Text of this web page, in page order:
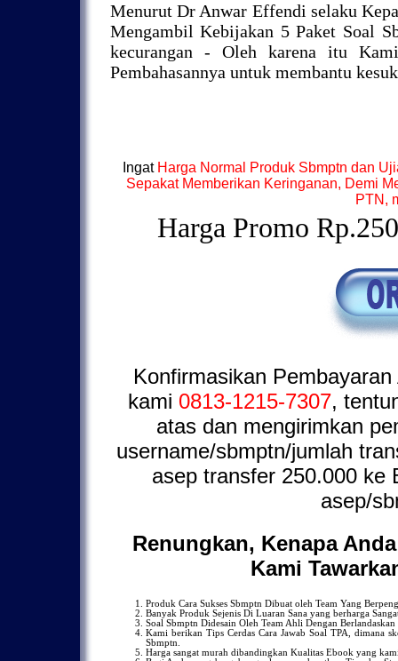
Menurut Dr Anwar Effendi selaku
Mengambil Kebijakan 5 Paket Soal
kecurangan - Oleh karena itu
Pembahasannya untuk membantu
Ingat Harga Normal Produk Sbmptn dan
Sepakat Memberikan Keringanan, Demi
PTN,
Harga Promo
Konfirmasikan
kami 0813-1215-7307,
atas dan mengirimkan
username/sbmptn/jumlah
asep transfer 250.000 ke
asep/
Renungkan, Kenapa
Kami
Produk Cara Sukses Sbmptn Dibuat oleh Team Yang
Banyak Produk Sejenis Di Luaran Sana yang berharga
Soal Sbmptn Didesain Oleh Team Ahli Dengan
Kami berikan Tips Cerdas Cara Jawab Soal TPA, dimana
Sbmptn.
Harga sangat murah dibandingkan Kualitas Ebook yang